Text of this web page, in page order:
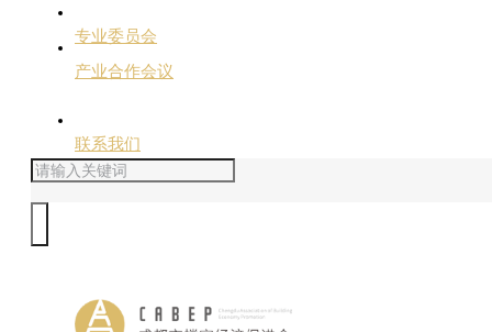
专业委员会
产业合作会议
联系我们